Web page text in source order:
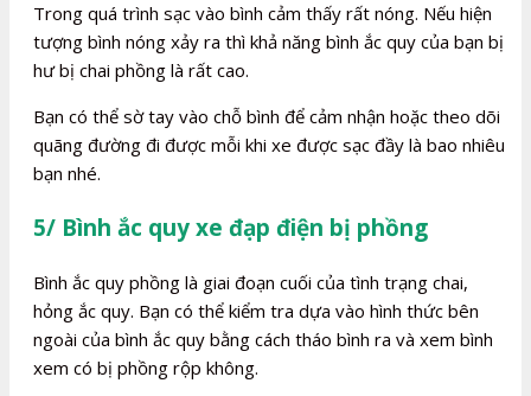
Trong quá trình sạc vào bình cảm thấy rất nóng. Nếu hiện
tượng bình nóng xảy ra thì khả năng bình ắc quy của bạn bị
hư bị chai phồng là rất cao.
Bạn có thể sờ tay vào chỗ bình để cảm nhận hoặc theo dõi
quãng đường đi được mỗi khi xe được sạc đầy là bao nhiêu
bạn nhé.
5/ Bình ắc quy xe đạp điện bị phồng
Bình ắc quy phồng là giai đoạn cuối của tình trạng chai,
hỏng ắc quy. Bạn có thể kiểm tra dựa vào hình thức bên
ngoài của bình ắc quy bằng cách tháo bình ra và xem bình
xem có bị phồng rộp không.